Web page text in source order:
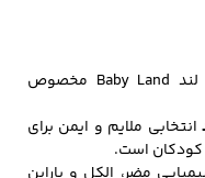
و جاکارتی
مردانه
دستمال مرطوب کودک کانواس بی‌بی‌ لند Baby Land مخصوص
انتخابی ملایم و ایمن برای
کودکان است.
مضر، الکل و پارابن